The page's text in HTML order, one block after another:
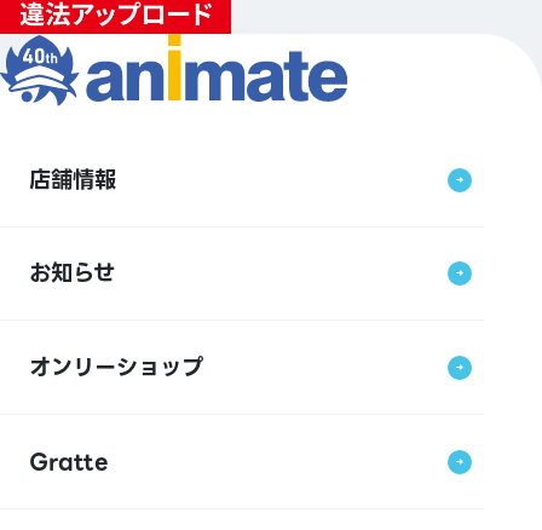
店舗情報
お知らせ
オンリーショップ
Gratte